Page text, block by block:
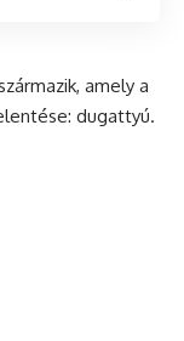
amely a
dugattyú.